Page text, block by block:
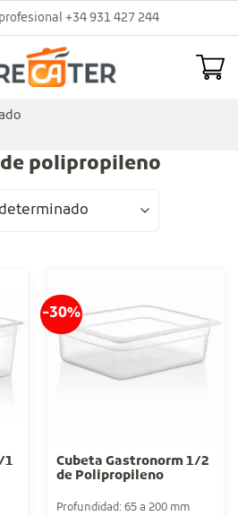
+34 931 427 244
polipropileno
1
-30%
Cubeta Gastronorm 1/2
de Polipropileno
Profundidad: 65 a 200 mm